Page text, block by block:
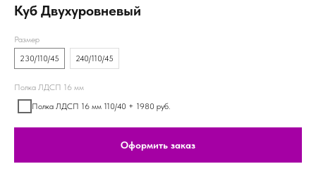
Куб Двухуровневый
Размер
230/110/45
240/110/45
Полка ЛДСП 16 мм
Полка ЛДСП 16 мм 110/40 + 1980 руб.
Оформить заказ